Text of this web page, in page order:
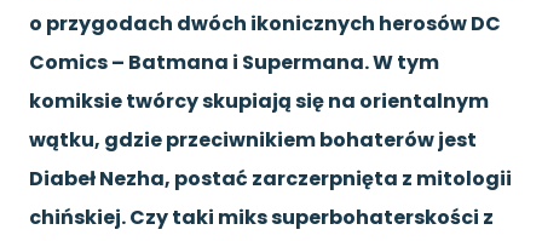
o przygodach dwóch ikonicznych herosów DC
Comics – Batmana i Supermana. W tym
komiksie twórcy skupiają się na orientalnym
wątku, gdzie przeciwnikiem bohaterów jest
Diabeł Nezha, postać zarczerpnięta z mitologii
chińskiej. Czy taki miks superbohaterskości z